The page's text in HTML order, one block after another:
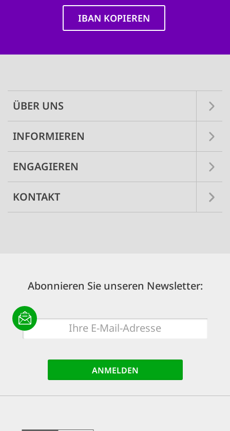
IBAN KOPIEREN
ÜBER UNS
INFORMIEREN
ENGAGIEREN
KONTAKT
Abonnieren Sie unseren Newsletter:
E-
Mail